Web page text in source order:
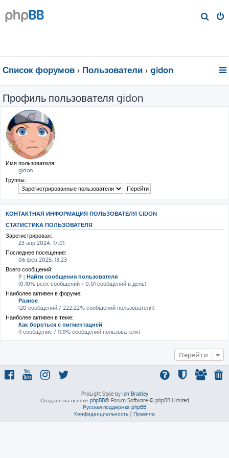
Список форумов Пользователи gidon
Профиль пользователя gidon
Имя пользователя:
gidon
Группы:
КОНТАКТНАЯ ИНФОРМАЦИЯ ПОЛЬЗОВАТЕЛЯ GIDON
СТАТИСТИКА ПОЛЬЗОВАТЕЛЯ
Зарегистрирован:
23 апр 2024, 17:01
Последнее посещение:
06 фев 2025, 13:23
Всего сообщений:
9 | Найти сообщения пользователя
(0.10% всех сообщений / 0.01 сообщений в день)
Наиболее активен в форуме:
Разное
(20 сообщений / 222.22% сообщений пользователя)
Наиболее активен в теме:
Как бороться с пигментацией
(1 сообщение / 11.11% сообщений пользователя)
Перейти
ProLight Style by Ian Bradley
Создано на основе phpBB® Forum Software © phpBB Limited
Русская поддержка phpBB
Конфиденциальность | Правила